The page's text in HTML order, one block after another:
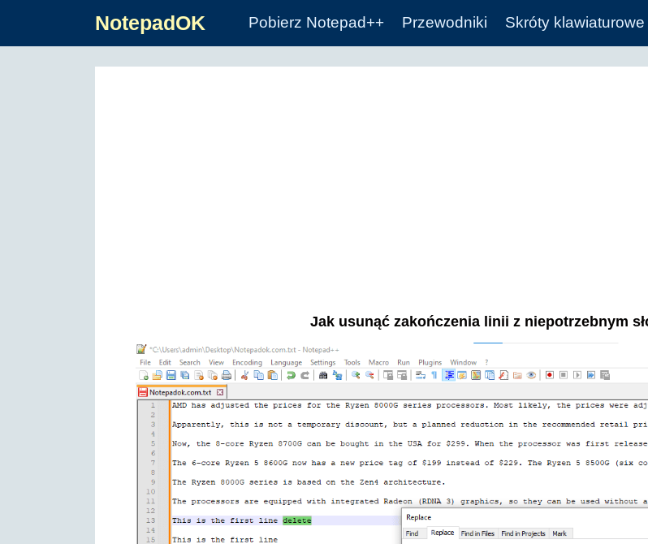
NotepadOK Pobierz Notepad++ Przewodniki Skróty klawiaturowe
Jak usunąć zakończenia linii z niepotrzebnym